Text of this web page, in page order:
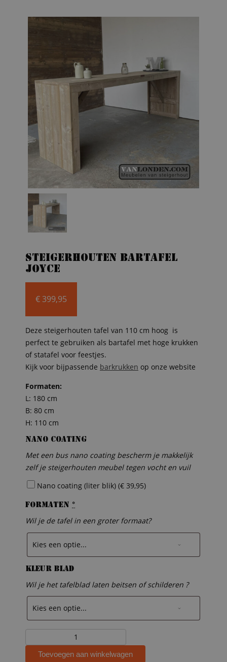
Steigerhouten bartafel
Joyce
€399,95
Deze steigerhouten tafel van 110 cm hoog is
perfect te gebruiken als bartafel met hoge krukken
of statafel voor feestjes.
Kijk voor bijpassende barkrukken op onze website
Formaten:
L: 180 cm
B: 80 cm
H: 110 cm
Nano coating
Met een bus nano coating bescherm je makkelijk
zelf je steigerhouten meubel tegen vocht en vuil
Nano coating (liter blik) (€ 39,95)
Formaten *
Wil je de tafel in een groter formaat?
Kleur blad
Wil je het tafelblad laten beitsen of schilderen ?
bartafel
JoyceToevoegen aan winkelwagen